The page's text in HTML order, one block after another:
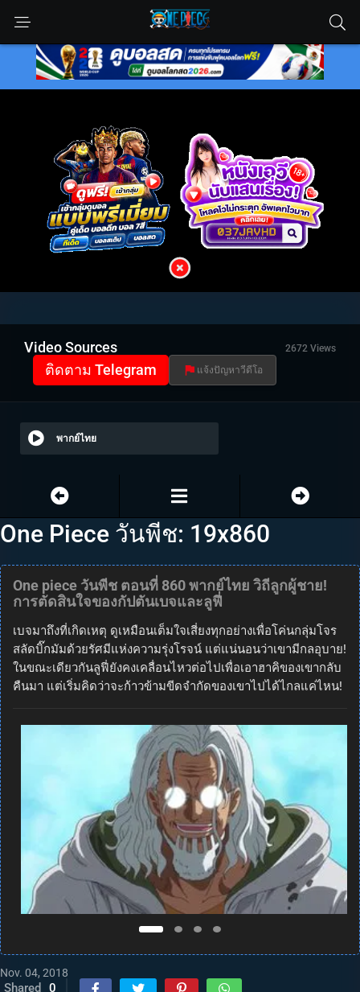
Video Sources 2672 Views
ติดตาม Telegram แจ้งปัญหาวีดีโอ
พากย์ไทย
One Piece วันพีช: 19x860
One piece วันพีช ตอนที่ 860 พากย์ไทย วิถีลูกผู้ชาย!
การตัดสินใจของกัปตันเบจและลูฟี่
เบจมาถึงที่เกิดเหตุ ดูเหมือนเต็มใจเสี่ยงทุกอย่างเพื่อโค่นกลุ่มโจร
สลัดบิ๊กมัมด้วยรัศมีแห่งความรุ่งโรจน์ แต่แน่นอนว่าเขามีกลอุบาย!
ในขณะเดียวกันลูฟี่ยังคงเคลื่อนไหวต่อไปเพื่อเอาฮาคิของเขากลับ
คืนมา แต่เริ่มคิดว่าจะก้าวข้ามขีดจำกัดของเขาไปได้ไกลแค่ไหน!
Nov. 04, 2018
Shared 0